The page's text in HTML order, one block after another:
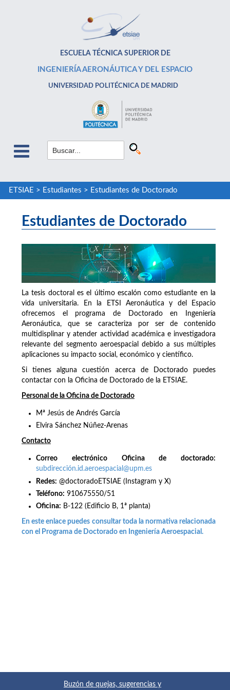
ESCUELA TÉCNICA SUPERIOR DE
INGENIERÍA AERONÁUTICA Y DEL ESPACIO
UNIVERSIDAD POLITÉCNICA DE MADRID
ETSIAE > Estudiantes > Estudiantes de Doctorado
Estudiantes de Doctorado
La tesis doctoral es el último escalón como estudiante en la
vida universitaria. En la ETSI Aeronáutica y del Espacio
ofrecemos el programa de Doctorado en Ingeniería
Aeronáutica, que se caracteriza por ser de contenido
multidisplinar y atender actividad académica e investigadora
relevante del segmento aeroespacial debido a sus múltiples
aplicaciones su impacto social, económico y científico.
Si tienes alguna cuestión acerca de Doctorado puedes
contactar con la Oficina de Doctorado de la ETSIAE.
Personal de la Oficina de Doctorado
Mª Jesús de Andrés García
Elvira Sánchez Núñez-Arenas
Contacto
Correo electrónico Oficina de doctorado:
subdirección.id.aeroespacial@upm.es
Redes: @doctoradoETSIAE (Instagram y X)
Teléfono: 910675550/51
Oficina: B-122 (Edificio B, 1ª planta)
En este enlace puedes consultar toda la normativa relacionada
con el Programa de Doctorado en Ingeniería Aeroespacial.
Buzón de quejas, sugerencias y